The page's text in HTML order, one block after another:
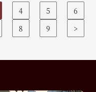
4 5
6
8 9 >